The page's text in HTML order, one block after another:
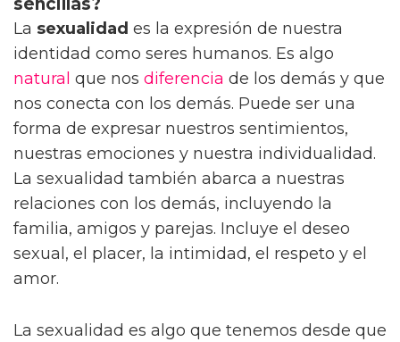
La sexualidad es la expresión de nuestra
identidad como seres humanos. Es algo
natural que nos diferencia de los demás y que
nos conecta con los demás. Puede ser una
forma de expresar nuestros sentimientos,
nuestras emociones y nuestra individualidad.
La sexualidad también abarca a nuestras
relaciones con los demás, incluyendo la
familia, amigos y parejas. Incluye el deseo
sexual, el placer, la intimidad, el respeto y el
amor.
La sexualidad es algo que tenemos desde que